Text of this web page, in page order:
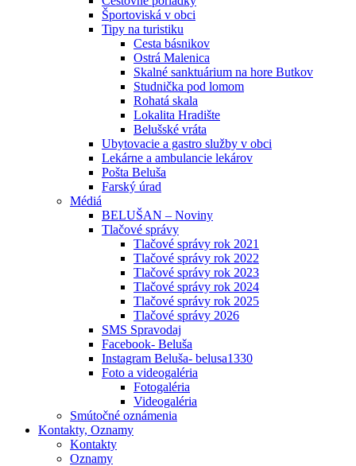
Športoviská v obci
Tipy na turistiku
Cesta básnikov
Ostrá Malenica
Skalné sanktuárium na hore Butkov
Studnička pod lomom
Rohatá skala
Lokalita Hradište
Belušské vráta
Ubytovacie a gastro služby v obci
Lekárne a ambulancie lekárov
Pošta Beluša
Farský úrad
Médiá
BELUŠAN – Noviny
Tlačové správy
Tlačové správy rok 2021
Tlačové správy rok 2022
Tlačové správy rok 2023
Tlačové správy rok 2024
Tlačové správy rok 2025
Tlačové správy 2026
SMS Spravodaj
Facebook- Beluša
Instagram Beluša- belusa1330
Foto a videogaléria
Fotogaléria
Videogaléria
Smútočné oznámenia
Kontakty, Oznamy
Kontakty
Oznamy